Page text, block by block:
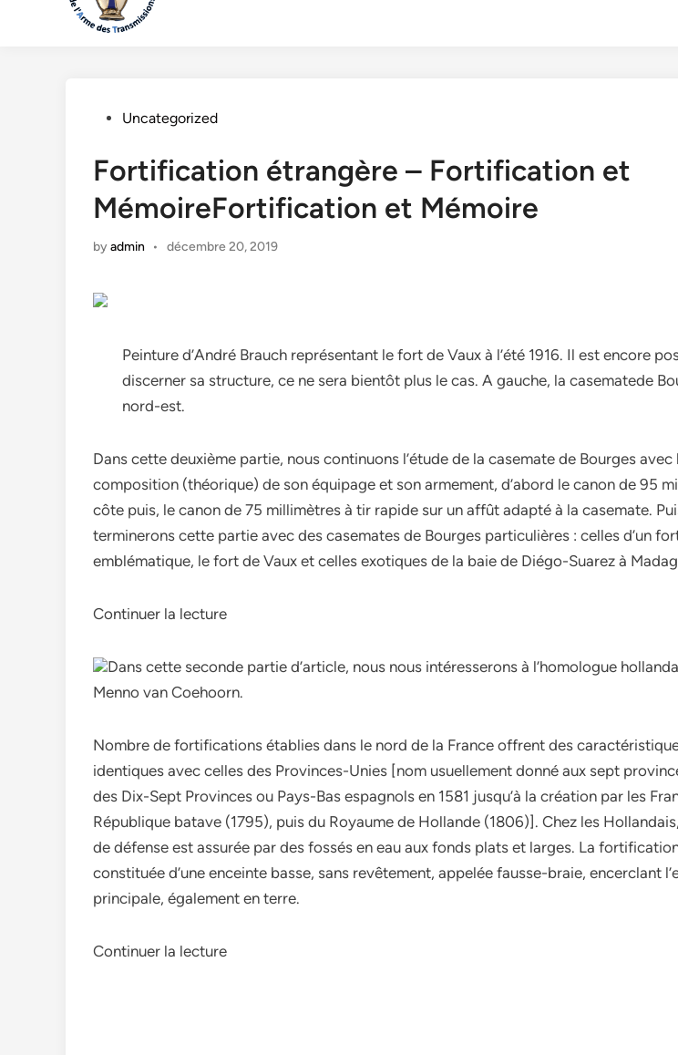
PostedUncategorized
Fortification étrangère – Fortification et
MémoireFortification et Mémoire
byadmin • décembre 20, 2019
Peinture d’André Brauch représentant le fort de Vaux à l’été 1916. Il est encore
discerner sa structure, ce ne sera bientôt plus le cas. A gauche, la casematede
nord-est.
Dans cette deuxième partie, nous continuons l’étude de la casemate de Bourges avec
composition (théorique) de son équipage et son armement, d’abord le canon de 95
côte puis, le canon de 75 millimètres à tir rapide sur un affût adapté à la casemate.
terminerons cette partie avec des casemates de Bourges particulières : celles d’un
emblématique, le fort de Vaux et celles exotiques de la baie de Diégo-Suarez à
Continuer la lecture
Dans cette seconde partie d’article, nous nous intéresserons à l’homologue
Menno van Coehoorn.
Nombre de fortifications établies dans le nord de la France offrent des
identiques avec celles des Provinces-Unies [nom usuellement donné aux sept
des Dix-Sept Provinces ou Pays-Bas espagnols en 1581 jusqu’à la création par les
République batave (1795), puis du Royaume de Hollande (1806)]. Chez les
de défense est assurée par des fossés en eau aux fonds plats et larges. La
constituée d’une enceinte basse, sans revêtement, appelée fausse-braie, encerclant
principale, également en terre.
Continuer la lecture